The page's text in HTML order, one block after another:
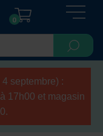
0
septembre) :
17h00 et magasin